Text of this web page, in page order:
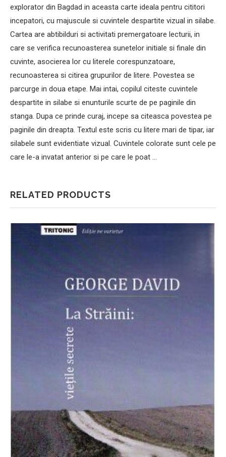
explorator din Bagdad in aceasta carte ideala pentru cititori
incepatori, cu majuscule si cuvintele despartite vizual in silabe.
Cartea are abtibilduri si activitati premergatoare lecturii, in
care se verifica recunoasterea sunetelor initiale si finale din
cuvinte, asocierea lor cu literele corespunzatoare,
recunoasterea si citirea grupurilor de litere. Povestea se
parcurge in doua etape. Mai intai, copilul citeste cuvintele
despartite in silabe si enunturile scurte de pe paginile din
stanga. Dupa ce prinde curaj, incepe sa citeasca povestea pe
paginile din dreapta. Textul este scris cu litere mari de tipar, iar
silabele sunt evidentiate vizual. Cuvintele colorate sunt cele pe
care le-a invatat anterior si pe care le poat …
RELATED PRODUCTS